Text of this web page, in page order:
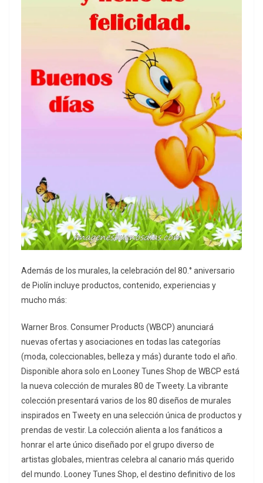
Además de los murales, la celebración del 80.° aniversario
de Piolín incluye productos, contenido, experiencias y
mucho más:
Warner Bros. Consumer Products (WBCP) anunciará
nuevas ofertas y asociaciones en todas las categorías
(moda, coleccionables, belleza y más) durante todo el año.
Disponible ahora solo en Looney Tunes Shop de WBCP está
la nueva colección de murales 80 de Tweety. La vibrante
colección presentará varios de los 80 diseños de murales
inspirados en Tweety en una selección única de productos y
prendas de vestir. La colección alienta a los fanáticos a
honrar el arte único diseñado por el grupo diverso de
artistas globales, mientras celebra al canario más querido
del mundo. Looney Tunes Shop, el destino definitivo de los